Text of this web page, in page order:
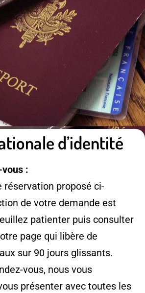
d’identité
:
réservation proposé ci-
de votre demande est
patienter puis consulter
page qui libère de
sur 90 jours glissants.
vous, nous vous
présenter avec toutes les